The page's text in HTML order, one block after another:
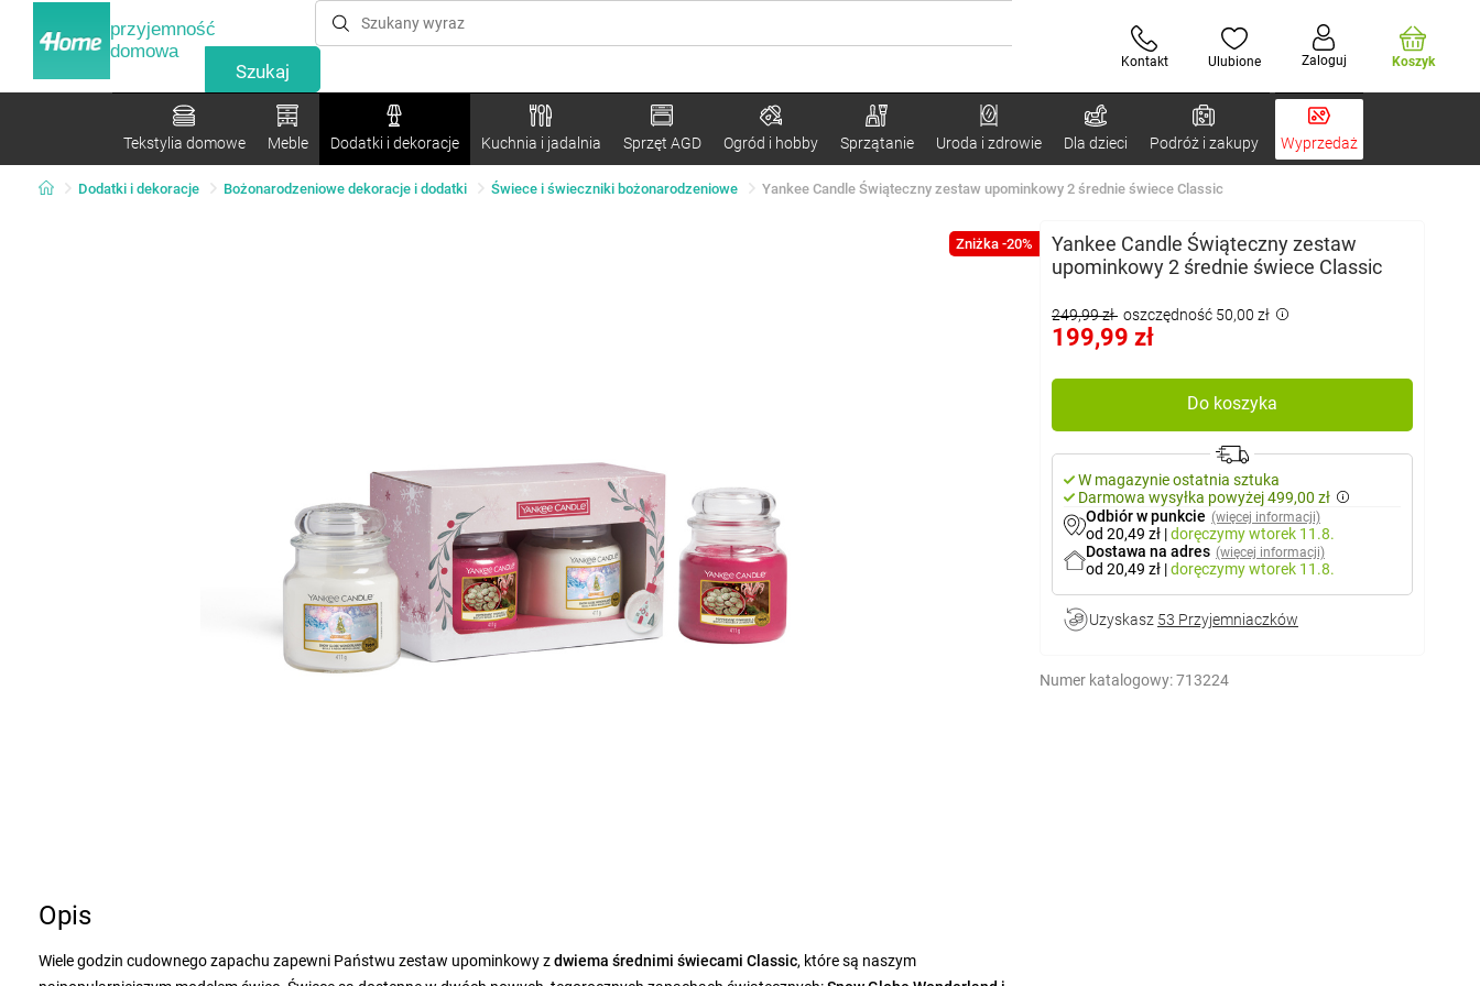
przyjemność
domowa
Kontakt Ulubione Zaloguj Koszyk
Tekstylia domowe Meble Dodatki i dekoracje Kuchnia i jadalnia Sprzęt AGD Ogród i hobby Sprzątanie Uroda i zdrowie Dla dzieci Podróż i zakupy Wyprzedaż
Dodatki i dekoracje Bożonarodzeniowe dekoracje i dodatki Świece i świeczniki bożonarodzeniowe Yankee Candle Świąteczny zestaw upominkowy 2 średnie świece Classic
Zniżka -20%
Yankee Candle Świąteczny zestaw
upominkowy 2 średnie świece Classic
249,99 zł oszczędność 50,00 zł
199,99 zł
Do koszyka
W magazynie ostatnia sztuka
Darmowa wysyłka powyżej 499,00 zł
Odbiór w punkcie (więcej informacji)
od 20,49 zł |doręczymywtorek 11.8.
Dostawa na adres (więcej informacji)
od 20,49 zł |doręczymywtorek 11.8.
Uzyskasz 53 Przyjemniaczków
Numer katalogowy:713224
Opis
Wiele godzin cudownego zapachu zapewni Państwu zestaw upominkowy zdwiema średnimi świecami Classic, które są naszym